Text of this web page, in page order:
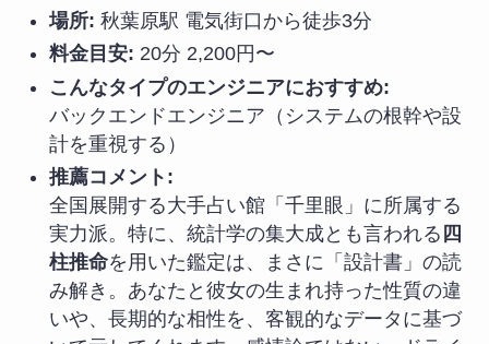
場所: 秋葉原駅 電気街口から徒歩3分
料金目安: 20分 2,200円〜
こんなタイプのエンジニアにおすすめ:
バックエンドエンジニア（システムの根幹や設
計を重視する）
推薦コメント:
全国展開する大手占い館「千里眼」に所属する
実力派。特に、統計学の集大成とも言われる 四
柱推命を用いた鑑定は、まさに「設計書」の読
み解き。あなたと彼女の生まれ持った性質の違
いや、長期的な相性を、客観的なデータに基づ